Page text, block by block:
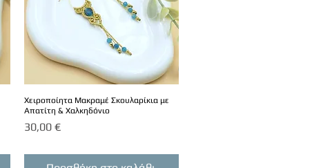
Χειροποίητα Μακραμέ Σκουλαρίκια με
Απατίτη & Χαλκηδόνιο
Τιμή
30,00 €